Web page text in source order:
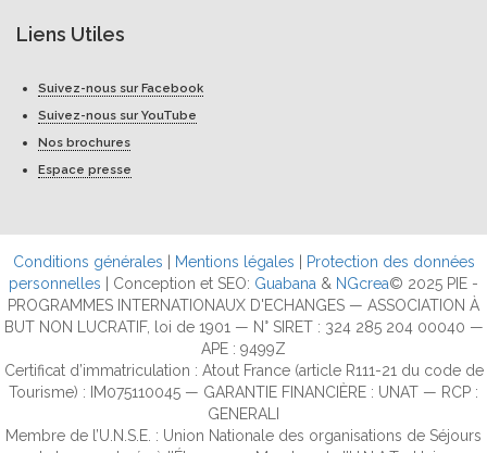
Liens Utiles
Suivez-nous sur Facebook
Suivez-nous sur YouTube
Nos brochures
Espace presse
Conditions générales Mentions légales
Protection des données
personnelles | Conception et SEO: Guabana & NGcrea© 2025 PIE -
PROGRAMMES INTERNATIONAUX D'ECHANGES — ASSOCIATION À
BUT NON LUCRATIF, loi de 1901 — N° SIRET : 324 285 204 00040 —
APE : 9499Z
Certificat d’immatriculation : Atout France (article R111-21 du code de
Tourisme) : IM075110045 — GARANTIE FINANCIÈRE : UNAT — RCP :
GENERALI
Membre de l’U.N.S.E. : Union Nationale des organisations de Séjours